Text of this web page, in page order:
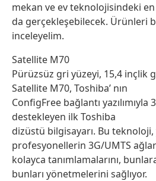
mekan ve ev teknolojisindeki en
da gerçekleşebilecek. Ürünleri
inceleyelim.
Satellite M70
Pürüzsüz gri yüzeyi, 15,4 inçlik
Satellite M70, Toshiba’ nın
ConfigFree bağlantı yazılımıyla
destekleyen ilk Toshiba
dizüstü bilgisayarı. Bu teknoloji,
profesyonellerin 3G/UMTS
kolayca tanımlamalarını,
bunları yönetmelerini sağlıyor.